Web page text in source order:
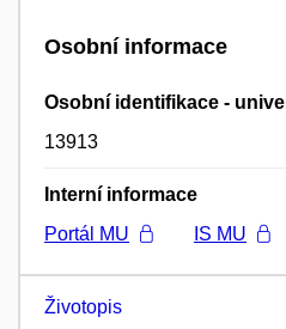
Osobní informace
Osobní identifikace -
13913
Interní informace
Portál MU
IS MU
Životopis